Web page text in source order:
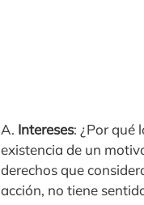
A. Intereses: ¿Por qué
existencia de un
derechos que
acción, no tiene